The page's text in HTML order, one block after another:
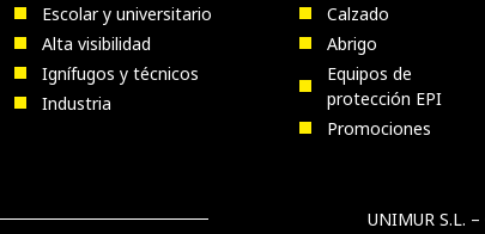
Escolar y universitario
Alta visibilidad
Ignífugos y técnicos
Industria
Calzado
Abrigo
Equipos de
protección EPI
Promociones
UNIMUR S.L.